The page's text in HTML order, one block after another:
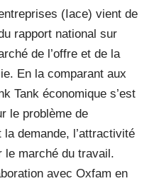
(Iace) vient de
rapport national sur
de l’offre et de la
En la comparant aux
Tank économique s’est
le problème de
la demande, l’attractivité
le marché du travail.
avec Oxfam en